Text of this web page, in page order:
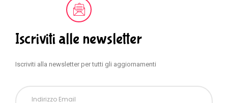
Iscriviti alle newsletter
Iscriviti alla newsletter per tutti gli aggiornamenti